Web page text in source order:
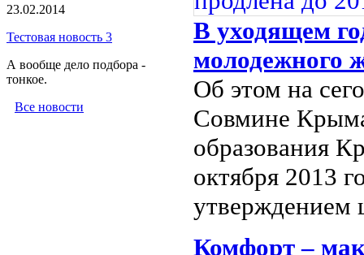
23.02.2014
Тестовая новость 3
А вообще дело подбора -
тонкое.
Все новости
В уходящем
молодежного
Об этом на
Совмине
образования
октября 2013
утверждением
Комфорт –